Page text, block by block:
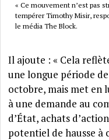
« Ce mouvement n’est pas
tempérer Timothy Misir,
le média The Block.
Il ajoute : « Cela
une longue période
octobre, mais met en
à une demande au
d’État, achats
potentiel de hausse à